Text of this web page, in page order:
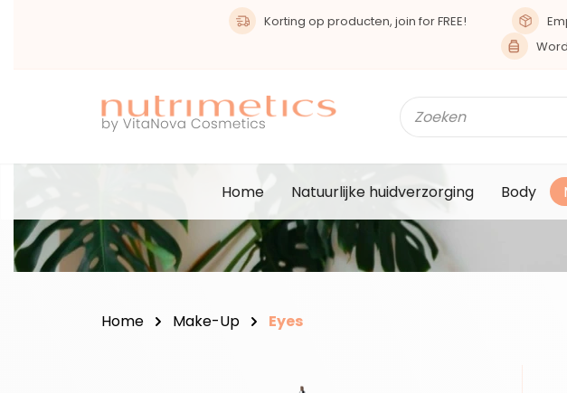
Ga naar de hoofdnavigatieKorting op producten, join for FREE!
Home Natuurlijke huidverzorging Body
Home Make-Up Eyes